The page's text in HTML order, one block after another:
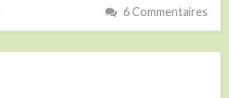
6 Commentaires